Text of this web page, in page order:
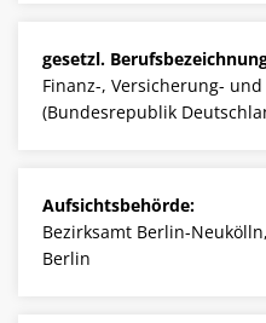
gesetzl.
Finanz-, Versicherung-
(Bundesrepublik
Aufsichtsbehörde:
Bezirksamt Berlin-
Berlin